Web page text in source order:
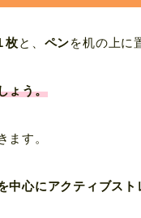
枚と、 ペンを机の上に
ょう。
ます。
中心にアクティブスト